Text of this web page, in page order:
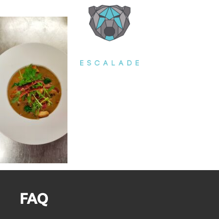
FAQ
Cookies management panel